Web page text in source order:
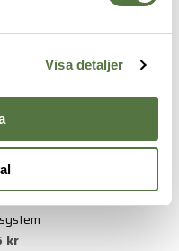
Visa detaljer
HOLSTERS
för SAM
kr